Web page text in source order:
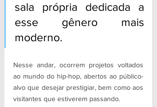
sala própria dedicada a
esse gênero mais
moderno.
Nesse andar, ocorrem projetos voltados
ao mundo do hip-hop, abertos ao público-
alvo que desejar prestigiar, bem como aos
visitantes que estiverem passando.